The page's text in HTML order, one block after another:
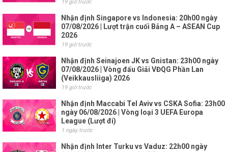
19 giờ trước
Nhận định Singapore vs Indonesia: 20h00 ngày
07/08/2026 | Lượt trận cuối Bảng A – ASEAN Cup
2026
19 giờ trước
Nhận định Seinajoen JK vs Gnistan: 23h00 ngày
07/08/2026 | Vòng đấu Giải VĐQG Phần Lan
(Veikkausliiga) 2026
19 giờ trước
Nhận định Maccabi Tel Aviv vs CSKA Sofia: 23h00
ngày 06/08/2026 | Vòng loại 3 UEFA Europa
League (Lượt đi)
1 ngày trước
Nhận định Inter Turku vs Vaduz: 22h00 ngày